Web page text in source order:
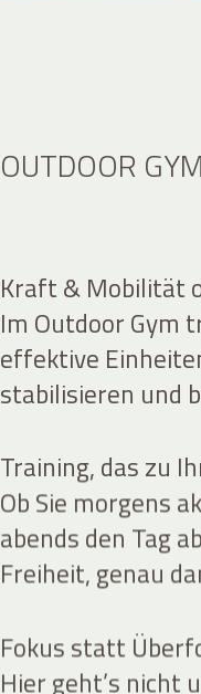
OUTDOOR
Kraft & Mobilität
Im Outdoor Gym
effektive
stabilisieren und
Training, das zu
Ob Sie morgens
abends den Tag
Freiheit, genau
Fokus statt
Hier geht’s nicht